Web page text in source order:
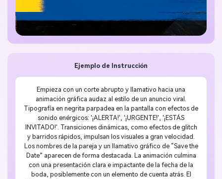
Ejemplo de Instrucción
Empieza con un corte abrupto y llamativo hacia una
animación gráfica audaz al estilo de un anuncio viral.
Tipografía en negrita parpadea en la pantalla con efectos de
sonido enérgicos: '¡ALERTA!', '¡URGENTE!', '¡ESTÁS
INVITADO!'. Transiciones dinámicas, como efectos de glitch
y barridos rápidos, impulsan los visuales a gran velocidad.
Los nombres de la pareja y un llamativo gráfico de “Save the
Date” aparecen de forma destacada. La animación culmina
con una presentación clara e impactante de la fecha de la
boda, posiblemente con un elemento de cuenta atrás. El